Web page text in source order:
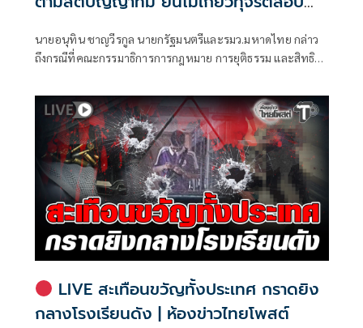
นายอนุทิน ชาญวีรกูล นายกรัฐมนตรีและรมว.มหาดไทย กล่าว
ถึงกรณีที่คณะกรรมาธิการการกฎหมาย การยุติธรรม และสิทธิ
กรรมาธิการ มีการอ้างชื่อนายกรัฐมนตรี เข้าไปเกี่ยวข้องกับการ
ทุจริตสอบท้องถิ่น
LIVE สะเทือนขวัญทั้งประเทศ กราดยิง
กลางโรงเรียนดัง | ห้องข่าวไทยโพสต์